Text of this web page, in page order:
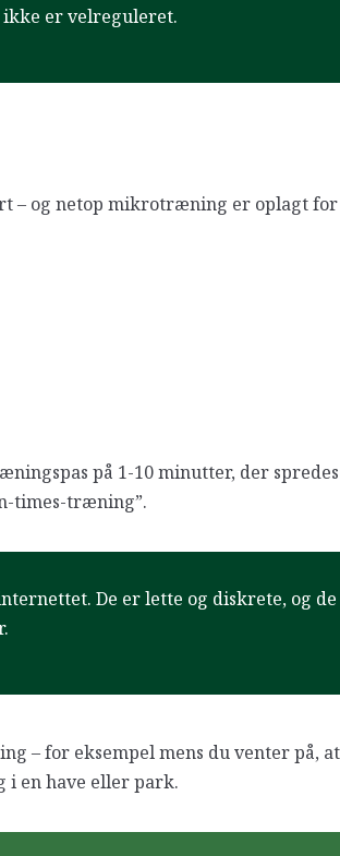
er velreguleret.
og netop mikrotræning er oplagt for
på 1-10 minutter, der
times-træning”.
De er lette og diskrete, og
– for eksempel mens du venter på,
i en have eller park.